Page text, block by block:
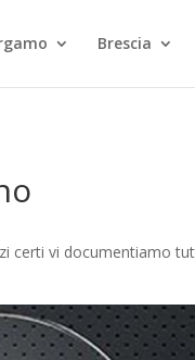
Brescia
certi vi documentiamo